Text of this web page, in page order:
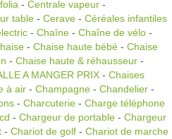
- Centrale vapeur -
table - Cerave - Céréales infantiles
- Chaîne - Chaîne de vélo -
- Chaise haute bébé - Chaise
- Chaise haute & réhausseur -
A MANGER PRIX - Chaises
à air - Champagne - Chandelier -
- Charcuterie - Charge téléphone
- Chargeur de portable - Chargeur
- Chariot de golf - Chariot de marche